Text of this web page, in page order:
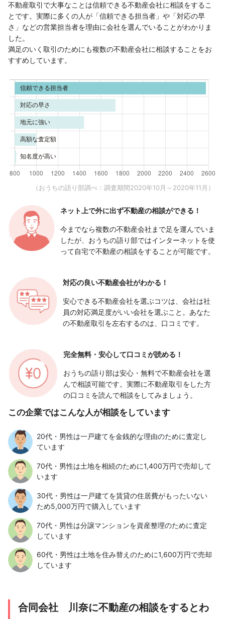
不動産取引で大事なことは信頼できる不動産会社に相談をするこ
とです。実際に多くの人が「信頼できる担当者」や「対応の早
さ」などの営業担当者を理由に会社を選んでいることがわかりま
した。
満足のいく取引のためにも複数の不動産会社に相談することをお
すすめしています。
（おうちの語り部調べ：調査期間2020年10月～2020年11月）
ネット上で外に出ず不動産の相談ができる！
今までなら複数の不動産会社まで足を運んでいま
したが、おうちの語り部ではインターネットを使
って自宅で不動産の相談をすることが可能です。
対応の良い不動産会社がわかる！
安心できる不動産会社を選ぶコツは、会社は社
員の対応満足度がいい会社を選ぶこと。あなた
の不動産取引を左右するのは、口コミです。
完全無料・安心して口コミが読める！
おうちの語り部は安心・無料で不動産会社を選
んで相談可能です。実際に不動産取引をした方
の口コミを読んで相談をしてみましょう。
この企業ではこんな人が相談をしています
20代・男性は一戸建てを金銭的な理由のために査定し
ています
70代・男性は土地を相続のために1,400万円で売却して
います
30代・男性は一戸建てを賃貸の住居費がもったいない
ため5,000万円で購入しています
70代・男性は分譲マンションを資産整理のために査定
しています
60代・男性は土地を住み替えのために1,600万円で売却
しています
合同会社 川奈に不動産の相談をするとわ